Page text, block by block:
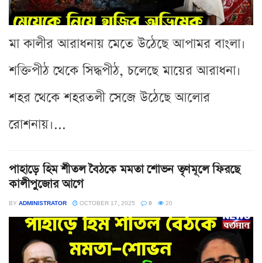
মা কালীর আরাধনায় মেতে উঠেছে আপামর বাংলা।
শক্তিপীঠ থেকে সিদ্ধপীঠ, চলেছে মায়ের আরাধনা।
শহর থেকে শহরতলী সেজে উঠেছে আলোর
রোশনায়।...
পাহাড়ে হিম শীতল বৈঠকে মমতা শোভন তৃণমূলে ফিরছে
কালীপুজোর আগে
BY ADMINISTRATOR OCTOBER 17, 2025 0 20